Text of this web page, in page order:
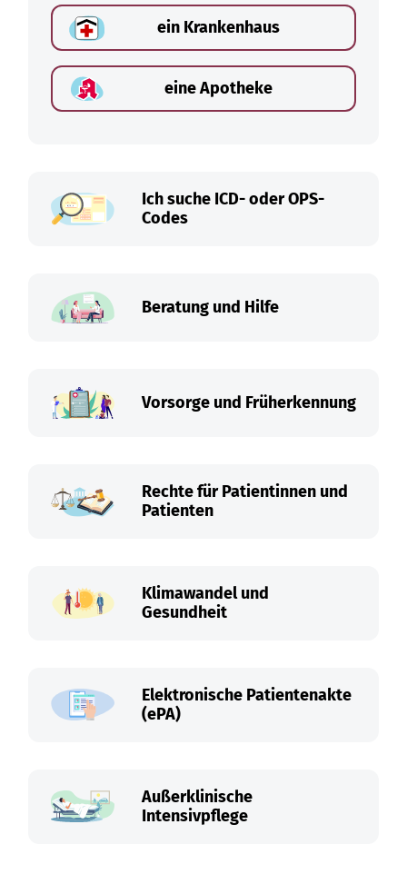
ein Krankenhaus
eine Apotheke
Ich suche ICD- oder OPS-
Codes
Beratung und Hilfe
Vorsorge und Früherkennung
Rechte für Patientinnen und
Patienten
Klimawandel und
Gesundheit
Elektronische Patientenakte
(ePA)
Außerklinische
Intensivpflege